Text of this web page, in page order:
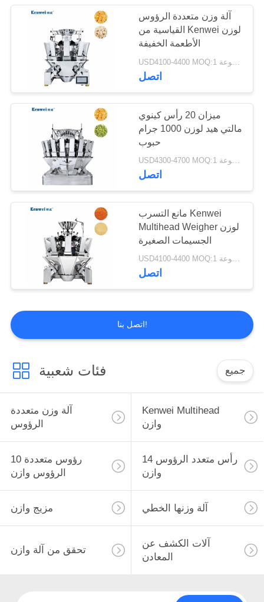
آلة وزن متعددة الرؤوس
القياسية من Kenwei لوزن
الأطعمة الخفيفة
USD4100-4400 MOQ:1 مجموعة
اتصل
ميزان 20 رأس كينوي
مالتي هيد لوزن 1000 جرام
حبوب
USD4300-4700 MOQ:1 مجموعة
اتصل
مانع التسرب Kenwei
Multihead Weigher لوزن
الجسيمات الصغيرة
USD4100-4400 MOQ:1 مجموعة
اتصل
اتصل بنا!
فئات شعبية جميع
آلة وزن متعددة
الرؤوس
Kenwei Multihead
وازن
10 رؤوس متعددة
الرؤوس وازن
14 رأس متعدد الرؤوس
وازن
مزيج وازن آلة وزنها الخطي
تحقق من آلة وازن
آلات الكشف عن
المعادن